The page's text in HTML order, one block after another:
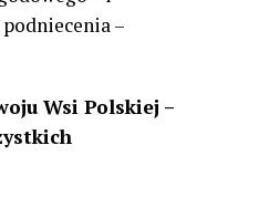
–
Wsi Polskiej –